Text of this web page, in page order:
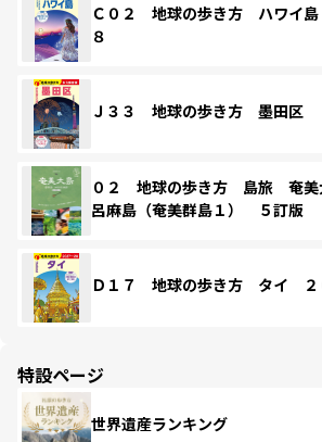
Ｃ０２ 地球の歩き方 ハワイ
８
Ｊ３３ 地球の歩き方 墨田区
０２ 地球の歩き方 島旅 奄
呂麻島（奄美群島１） ５訂版
Ｄ１７ 地球の歩き方 タイ ２
特設ページ
世界遺産ランキング